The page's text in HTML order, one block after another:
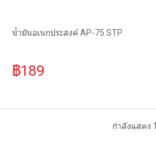
น้ำมันอเนกประสงค์ AP-75 STP
฿189
กำลังแสดง